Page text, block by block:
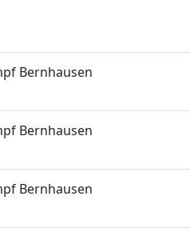
Bernhausen
Bernhausen
Bernhausen